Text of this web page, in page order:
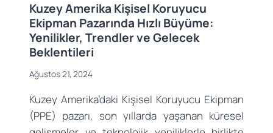
Kuzey Amerika Kişisel Koruyucu
Ekipman Pazarında Hızlı Büyüme:
Yenilikler, Trendler ve Gelecek
Beklentileri
Ağustos 21, 2024
Kuzey Amerika’daki Kişisel Koruyucu Ekipman
(PPE) pazarı, son yıllarda yaşanan küresel